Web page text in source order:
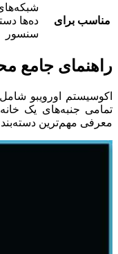
مناسب برای
ده‌ها
سنسور
راهنمای جامع
اکوسیستم اورویبو
تمامی جنبه‌های یک
معرفی مهم‌ترین